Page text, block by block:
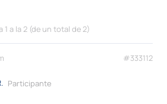
a la 2 (de un total de 2)
#333112
Participante